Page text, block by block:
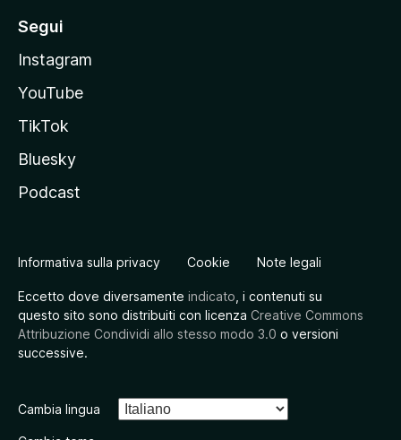
Segui
Instagram
YouTube
TikTok
Bluesky
Podcast
Informativa sulla privacy Cookie Note legali
Eccetto dove diversamente indicato , i contenuti su
questo sito sono distribuiti con licenza Creative Commons
Attribuzione Condividi allo stesso modo 3.0 o versioni
successive.
Cambia lingua